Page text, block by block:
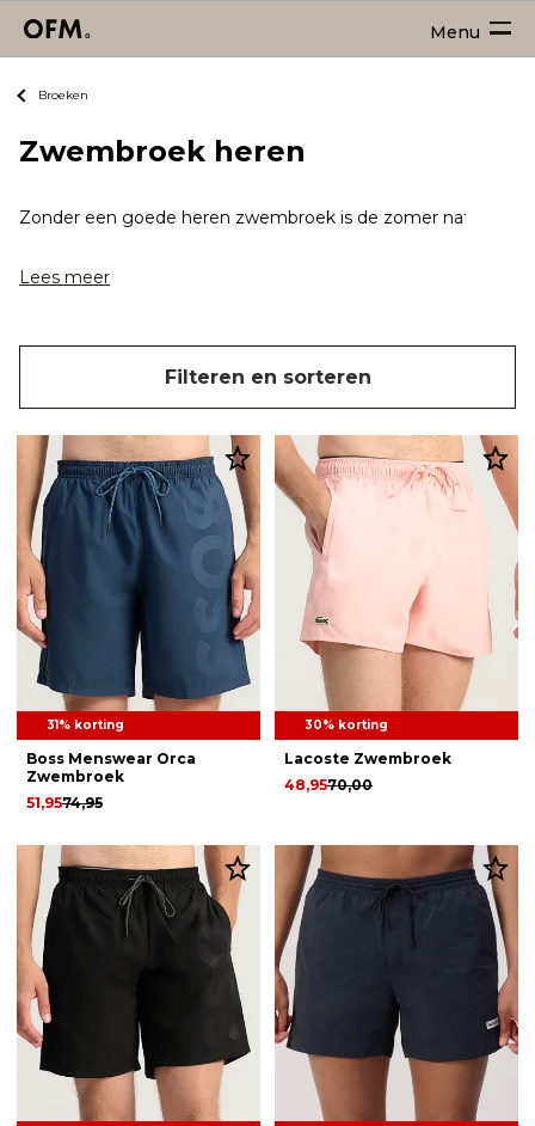
Menu
Broeken
Zwembroek heren
Zonder een goede heren zwembroek is de zomer natuurlijk
Lees meer
Filteren en sorteren
31% korting
Boss Menswear Orca
Zwembroek
74,95
51,95
30% korting
Lacoste Zwembroek
70,00
48,95